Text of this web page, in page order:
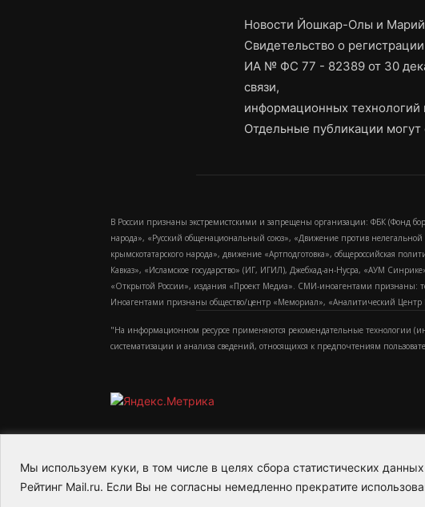
Мы используем куки, в том числе в целях сбора статистических
Рейтинг Mail.ru. Если Вы не согласны немедленно прекратите
Новости Йошкар-Олы и
Свидетельство о
ИА № ФС 77 - 82389 от 30
связи,
информационных
Отдельные публикации
В России признаны экстремистскими и запрещены организации: ФБК (Фонд
народа», «Русский общенациональный союз», «Движение против
крымскотатарского народа», движение «Артподготовка», общероссийская
Кавказ», «Исламское государство» (ИГ, ИГИЛ), Джебхад-ан-Нусра, «АУМ
«Открытой России», издания «Проект Медиа». СМИ-иноагентами признаны:
Иноагентами признаны общество/центр «Мемориал», «Аналитический Центр
"На информационном ресурсе применяются рекомендательные технологии
систематизации и анализа сведений, относящихся к предпочтениям
2015-2026- Информационное агентство МедиаПоток